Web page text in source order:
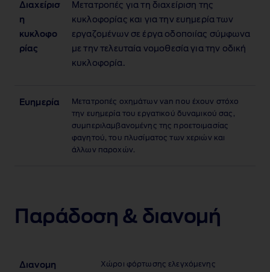
Διαχείρισ
η
κυκλοφο
ρίας
Μετατροπές για τη διαχείριση της
κυκλοφορίας και για την ευημερία των
εργαζομένων σε έργα οδοποιίας σύμφωνα
με την τελευταία νομοθεσία για την οδική
κυκλοφορία.
Ευημερία
Μετατροπές οχημάτων van που έχουν στόχο
την ευημερία του εργατικού δυναμικού σας,
συμπεριλαμβανομένης της προετοιμασίας
φαγητού, του πλυσίματος των χεριών και
άλλων παροχών.
Παράδοση & διανομή
Διανομη
Χώροι φόρτωσης ελεγχόμενης